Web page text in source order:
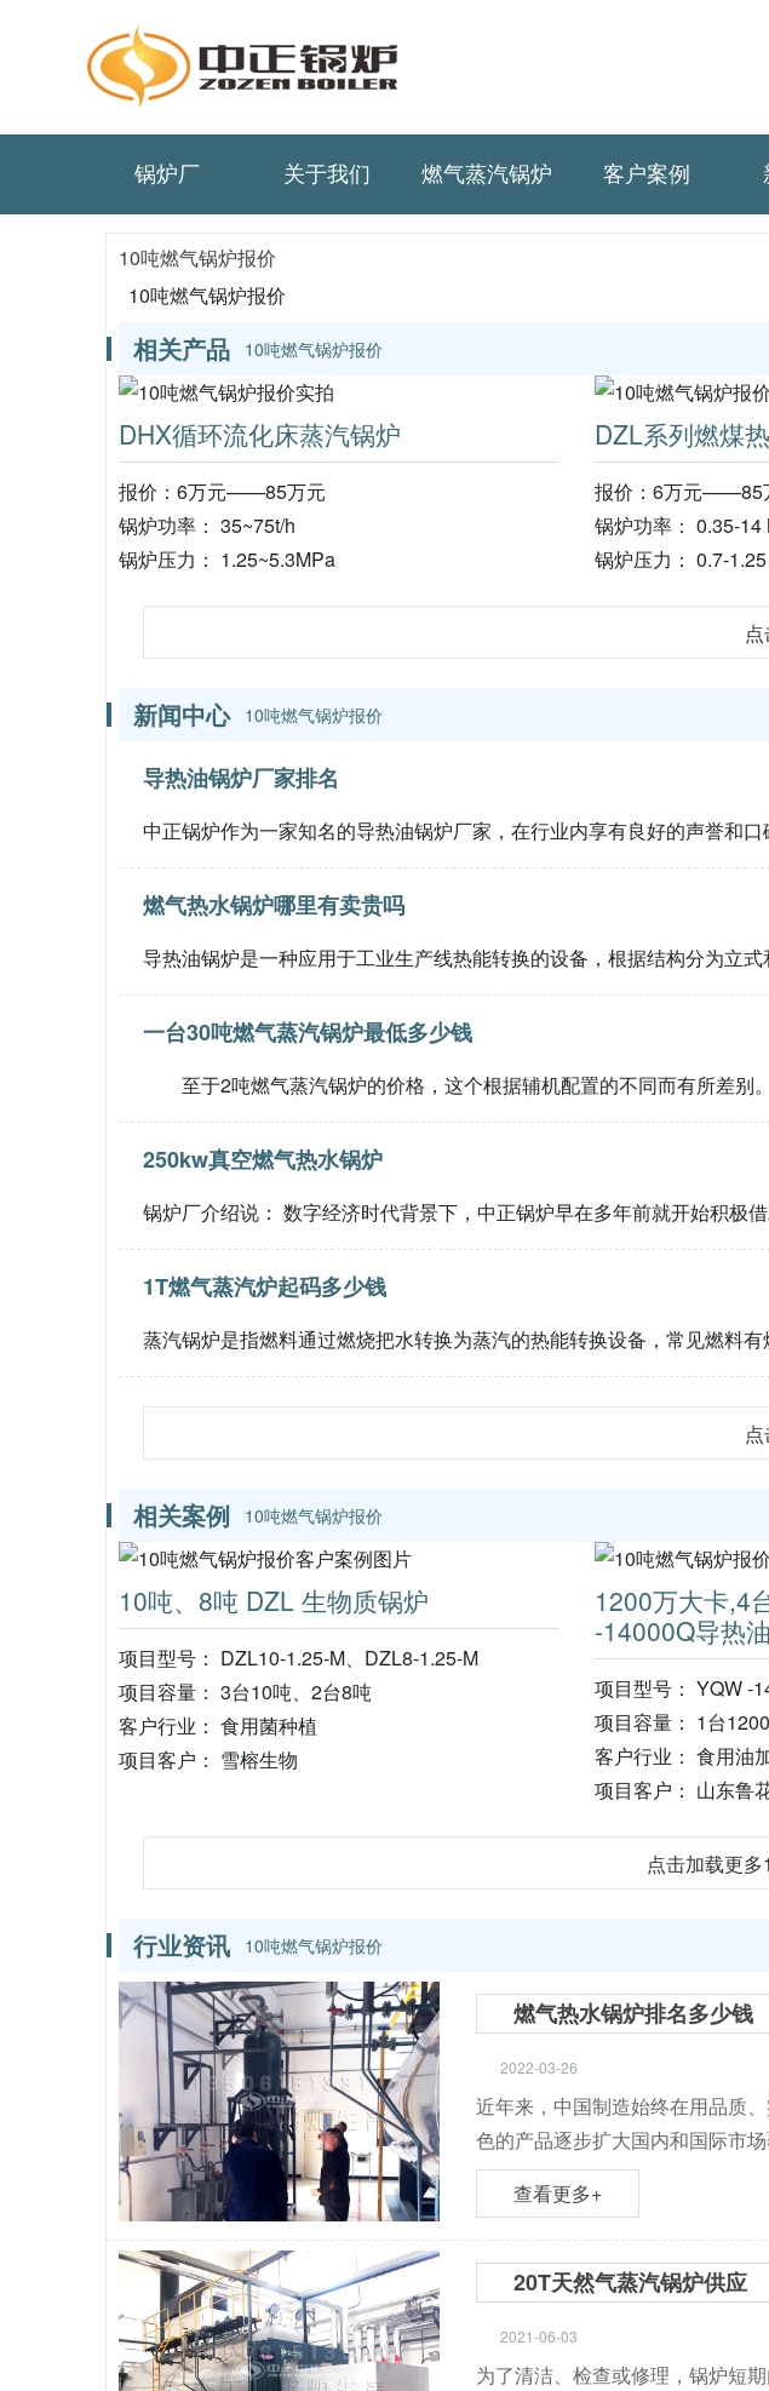
锅炉厂 关于我们 燃气蒸汽锅炉 客户案例
10吨燃气锅炉报价
10吨燃气锅炉报价
相关产品 10吨燃气锅炉报价
DHX循环流化床蒸汽锅炉
报价：6万元——85万元
锅炉功率： 35~75t/h
锅炉压力： 1.25~5.3MPa
DZL系列燃煤
报价：6万元——85
锅炉功率： 0.35-14
锅炉压力： 0.7-
新闻中心 10吨燃气锅炉报价
导热油锅炉厂家排名
中正锅炉作为一家知名的导热油锅炉厂家，在行业内享有良好的声誉和
燃气热水锅炉哪里有卖贵吗
导热油锅炉是一种应用于工业生产线热能转换的设备，根据结构分为立
一台30吨燃气蒸汽锅炉最低多少钱
至于2吨燃气蒸汽锅炉的价格，这个根据辅机配置的不同而有所差别
250kw真空燃气热水锅炉
锅炉厂介绍说： 数字经济时代背景下，中正锅炉早在多年前就开始积极
1T燃气蒸汽炉起码多少钱
蒸汽锅炉是指燃料通过燃烧把水转换为蒸汽的热能转换设备，常见燃料
相关案例 10吨燃气锅炉报价
10吨、8吨 DZL 生物质锅炉
项目型号： DZL10-1.25-M、DZL8-1.25-M
项目容量： 3台10吨、2台8吨
客户行业： 食用菌种植
项目客户： 雪榕生物
1200万大卡,4
-14000Q导热
项目型号： YQW -
项目容量： 1台
客户行业： 食用油
项目客户： 山东鲁
点击加载更
行业资讯 10吨燃气锅炉报价
燃气热水锅炉排名多少钱
2022-03-26
近年来，中国制造始终在用品质
色的产品逐步扩大国内和国际市
查看更多+
20T天然气蒸汽锅炉供应
2021-06-03
为了清洁、检查或修理，锅炉短